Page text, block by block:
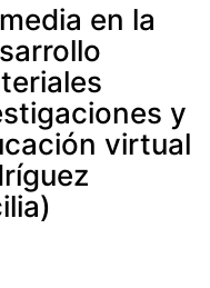
en la
y
virtual